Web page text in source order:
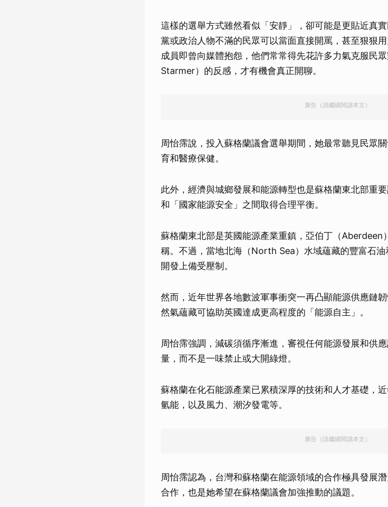
這樣的選舉方式雖然看似「安靜」，卻可能是更貼近真
黨或政治人物不滿的民眾可以當面直接開罵，甚至狠狠
成員即曾向媒體抱怨，他們常常得先花許多力氣克服民
Starmer）的反感，才有機會真正開聊。
廣告（請繼續閱讀本文）
周怡霈說，投入蘇格蘭議會選舉期間，她最常聽見民眾
育和醫療保健。
此外，經濟與城鄉發展和能源轉型也是蘇格蘭東北部重
和「國家能源安全」之間取得合理平衡。
蘇格蘭東北部是英國能源產業重鎮，亞伯丁（Aberdeen
稱。不過，當地北海（North Sea）水域蘊藏的豐富石
開發上備受壓制。
然而，近年世界各地數波軍事衝突一再凸顯能源供應鏈
然氣蘊藏可協助英國達成更高程度的「能源自主」。
周怡霈強調，減碳須循序漸進，審視任何能源發展和供
量，而不是一味禁止或大開綠燈。
蘇格蘭在化石能源產業已累積深厚的技術和人才基礎，
氫能，以及風力、潮汐發電等。
廣告（請繼續閱讀本文）
周怡霈認為，台灣和蘇格蘭在能源領域的合作極具發展
合作，也是她希望在蘇格蘭議會加強推動的議題。